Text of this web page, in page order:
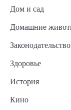
Дом и сад
Домашние
Законодательство
Здоровье
История
Кино